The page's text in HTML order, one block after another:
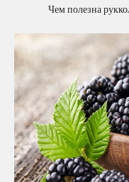
Чем полезна